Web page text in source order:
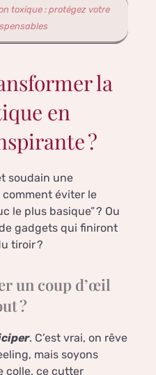
toxique : protégez votre
la
en
?
soudain une
comment éviter le
le plus basique” ? Ou
gadgets qui finiront
tiroir ?
un coup d’œil
?
. C’est vrai, on rêve
mais soyons
colle, ce cutter